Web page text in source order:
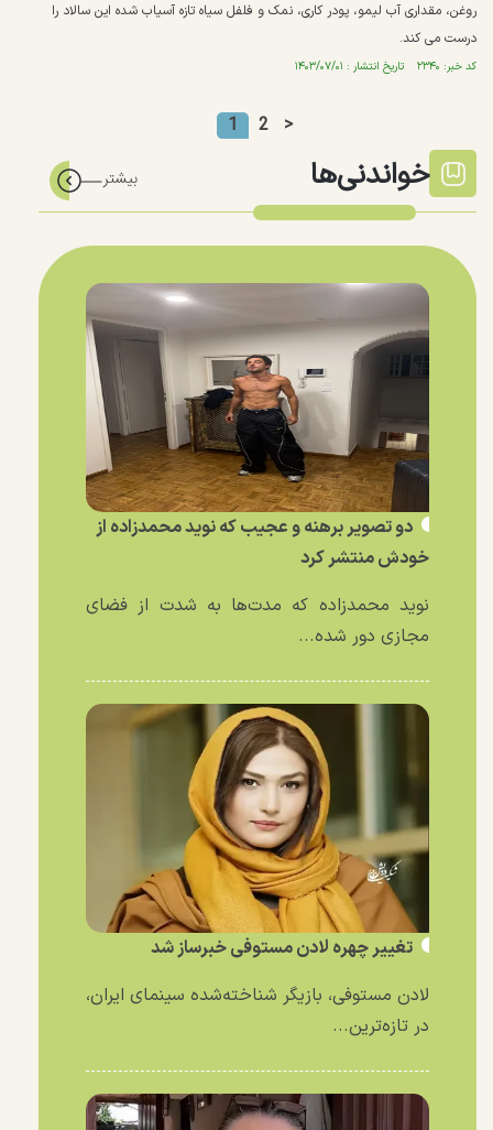
روغن، مقداری آب لیمو، پودر کاری، نمک و فلفل سیاه تازه آسیاب شده این سالاد را
درست می کند.
کد خبر: ۲۳۴۰ تاریخ انتشار : ۱۴۰۳/۰۷/۰۱
1 2 >
خواندنی‌ها
دو تصویر برهنه و عجیب که نوید محمدزاده از
خودش منتشر کرد
نوید محمدزاده که مدت‌ها به شدت از فضای
مجازی دور شده...
تغییر چهره لادن مستوفی خبرساز شد
لادن مستوفی، بازیگر شناخته‌شده سینمای ایران،
در تازه‌ترین...